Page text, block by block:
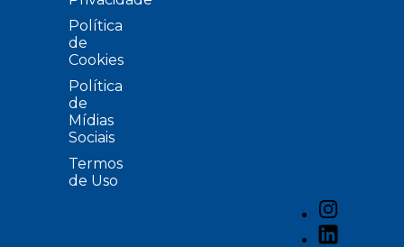
Política
de
Cookies
Política
de
Mídias
Sociais
Termos
de Uso